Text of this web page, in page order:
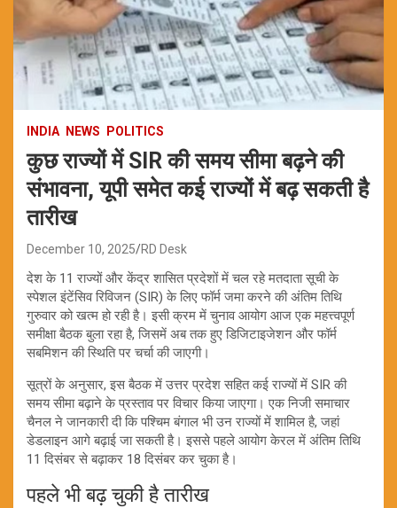
INDIA NEWS POLITICS
कुछ राज्यों में SIR की समय सीमा बढ़ने की
संभावना, यूपी समेत कई राज्यों में बढ़ सकती है
तारीख
December 10, 2025 RD Desk
देश के 11 राज्यों और केंद्र शासित प्रदेशों में चल रहे मतदाता सूची के
स्पेशल इंटेंसिव रिविजन (SIR) के लिए फॉर्म जमा करने की अंतिम तिथि
गुरुवार को खत्म हो रही है। इसी क्रम में चुनाव आयोग आज एक महत्त्वपूर्ण
समीक्षा बैठक बुला रहा है, जिसमें अब तक हुए डिजिटाइजेशन और फॉर्म
सबमिशन की स्थिति पर चर्चा की जाएगी।
सूत्रों के अनुसार, इस बैठक में उत्तर प्रदेश सहित कई राज्यों में SIR की
समय सीमा बढ़ाने के प्रस्ताव पर विचार किया जाएगा। एक निजी समाचार
चैनल ने जानकारी दी कि पश्चिम बंगाल भी उन राज्यों में शामिल है, जहां
डेडलाइन आगे बढ़ाई जा सकती है। इससे पहले आयोग केरल में अंतिम तिथि
11 दिसंबर से बढ़ाकर 18 दिसंबर कर चुका है।
पहले भी बढ़ चुकी है तारीख